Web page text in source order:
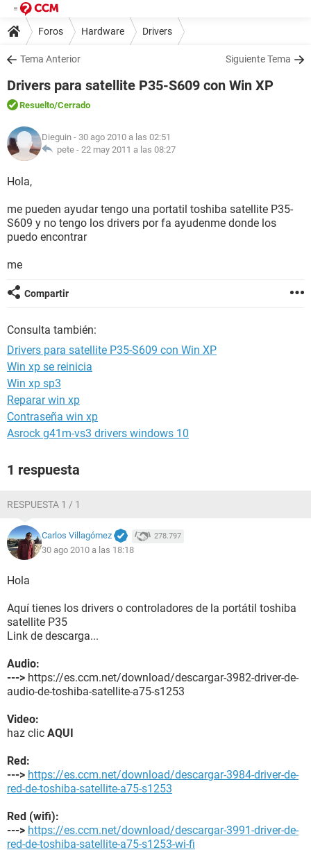
Foros Hardware Drivers
Tema Anterior Siguiente Tema
Drivers para satellite P35-S609 con Win XP
Resuelto/Cerrado
Dieguin - 30 ago 2010 a las 02:51
pete - 22 may 2011 a las 08:27
Hola,
me pueden ayudar tengo una portatil toshiba satellite P35-
S609 y no tengo los drivers por fa ayudenme donde los
puedo encontrar
me
Compartir
Consulta también:
Drivers para satellite P35-S609 con Win XP
Win xp se reinicia
Win xp sp3
Reparar win xp
Contraseña win xp
Asrock g41m-vs3 drivers windows 10
1 respuesta
RESPUESTA 1 / 1
Carlos Villagómez 278.797
30 ago 2010 a las 18:18
Hola
Aquí tienes los drivers o controladores de la portátil toshiba
satellite P35
Link de descarga...
Audio:
---> https://es.ccm.net/download/descargar-3982-driver-de-
audio-de-toshiba-satellite-a75-s1253
Video:
haz clic AQUI
Red:
---> https://es.ccm.net/download/descargar-3984-driver-de-
red-de-toshiba-satellite-a75-s1253
Red (wifi):
---> https://es.ccm.net/download/descargar-3991-driver-de-
red-de-toshiba-satellite-a75-s1253-wi-fi